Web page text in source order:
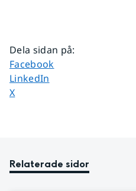
Dela sidan på:
Dela sidan på
Facebook
Dela sidan på
LinkedIn
Dela sidan på
X
Relaterade sidor